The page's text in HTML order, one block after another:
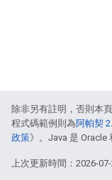
除非另有註明，否則本
程式碼範例則為阿帕契
政策》。Java 是 Oracle
上次更新時間：2026-